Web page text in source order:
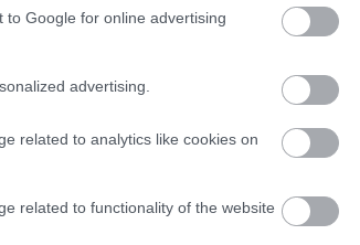
Google for online advertising
advertising.
related to analytics like cookies on
related to functionality of the website
azonban a pandémia
dízeligénnyel a finomítók
az Unió nem hirdetett
Németországban már
távolabb…
rectangle